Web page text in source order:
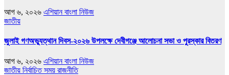
আগ ৬, ২০২৬ এশিয়ান বাংলা নিউজ
জাতীয়
জুলাই গণঅভ্যুত্থান দিবস-২০২৬ উপলক্ষে দেবীগঞ্জে আলোচনা সভা ও পুরস্কার বিতরণ
আগ ৬, ২০২৬ এশিয়ান বাংলা নিউজ
জাতীয় নির্বাচিত সময় রাজনীতি